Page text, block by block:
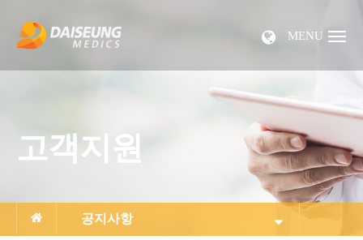
MENU
고객지원
공지사항